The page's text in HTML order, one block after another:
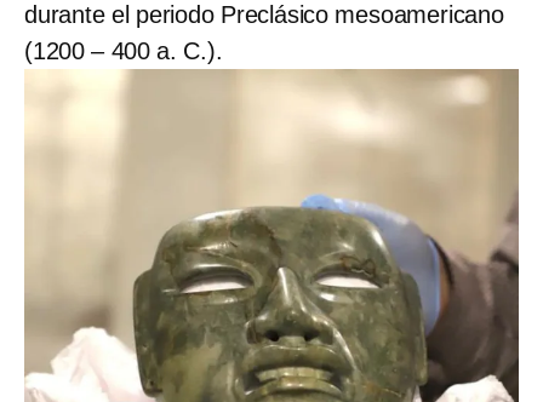
durante el periodo Preclásico mesoamericano
(1200 – 400 a. C.).